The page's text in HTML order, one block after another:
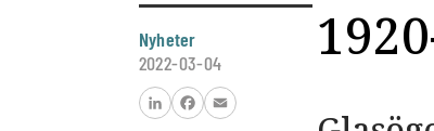
Nyheter
2022-03-04
FacebookEmail